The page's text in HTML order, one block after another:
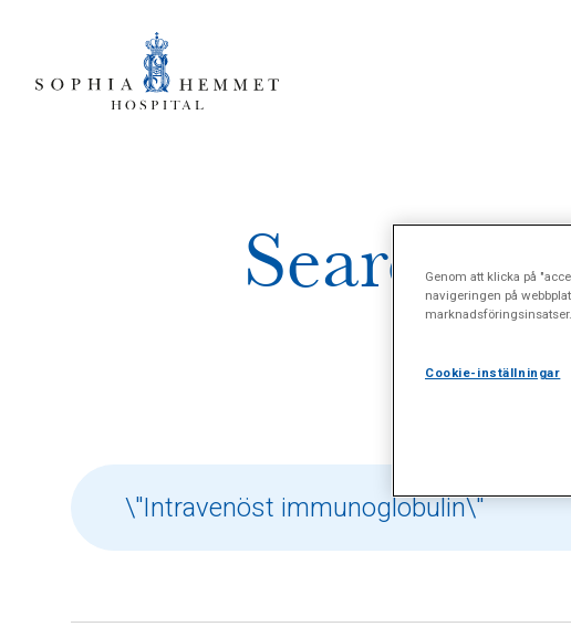
SearchGenom att klicka på
navigeringen på
marknadsföringsinsatser.
Cookie-inställningar